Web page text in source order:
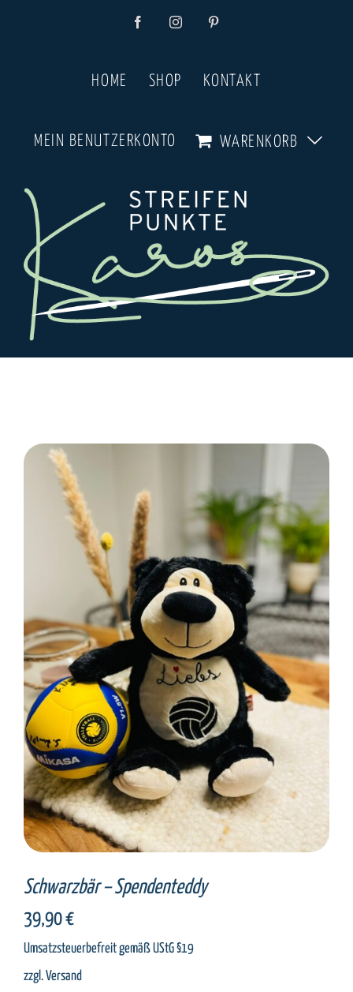
FacebookInstagramPinterest
HOME SHOP KONTAKT
MEIN BENUTZERKONTO WARENKORB
SELECT OPTIONS / DETAILS
Schwarzbär – Spendenteddy
39,90€
Umsatzsteuerbefreit gemäß UStG §19
zzgl.Versand